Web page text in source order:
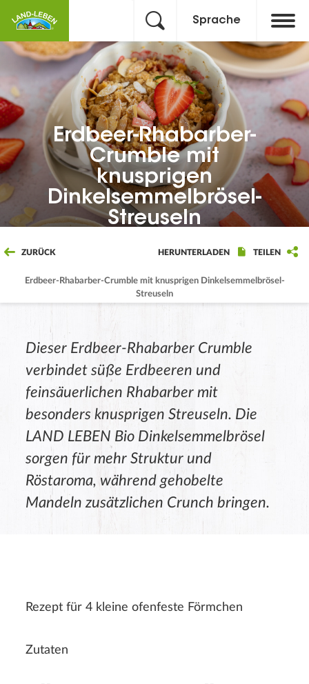
Sprache
Erdbeer-Rhabarber-
Crumble mit
knusprigen
Dinkelsemmelbrösel-
Streuseln
ZURÜCK
Erdbeer-Rhabarber-Crumble mit knusprigen Dinkelsemmelbrösel-
Streuseln
HERUNTERLADEN TEILEN
Dieser Erdbeer-Rhabarber Crumble
verbindet süße Erdbeeren und
feinsäuerlichen Rhabarber mit
besonders knusprigen Streuseln. Die
LAND LEBEN Bio Dinkelsemmelbrösel
sorgen für mehr Struktur und
Röstaroma, während gehobelte
Mandeln zusätzlichen Crunch bringen.
Rezept für 4 kleine ofenfeste Förmchen
Zutaten